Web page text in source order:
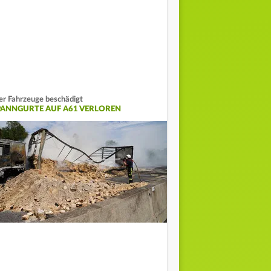
Fahrzeuge beschädigt
AUF A61 VERLOREN